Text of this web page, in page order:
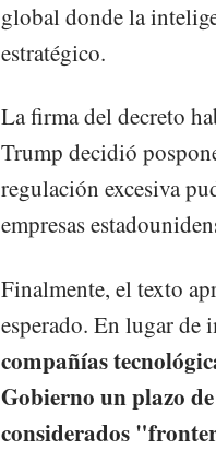
global donde la
estratégico.
La firma del decreto
Trump decidió
regulación excesiva
empresas
Finalmente, el texto
esperado. En lugar
compañías
Gobierno un plazo
considerados